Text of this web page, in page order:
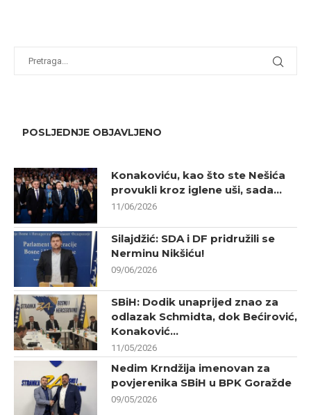
POSLJEDNJE OBJAVLJENO
Konakoviću, kao što ste Nešića
provukli kroz iglene uši, sada...
11/06/2026
Silajdžić: SDA i DF pridružili se
Nerminu Nikšiću!
09/06/2026
SBiH: Dodik unaprijed znao za
odlazak Schmidta, dok Bećirović,
Konaković...
11/05/2026
Nedim Krndžija imenovan za
povjerenika SBiH u BPK Goražde
09/05/2026